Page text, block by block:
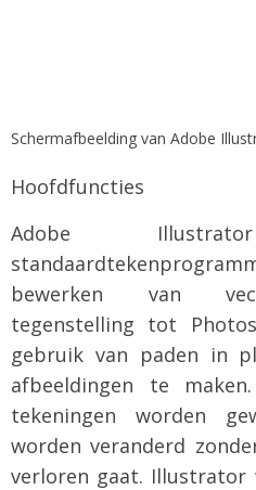
Schermafbeelding van Adobe
Hoofdfuncties
Adobe
bewerken van
tegenstelling tot
gebruik van paden in
afbeeldingen te
tekeningen worden
worden veranderd
verloren gaat.